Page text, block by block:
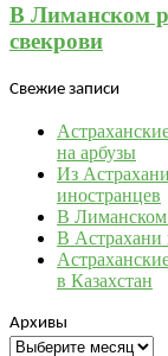
В Лиманском
свекрови
Свежие записи
на арбузы
Из
иностранцев
В Лиманском
В Астрахани
в Казахстан
Архивы
Архивы